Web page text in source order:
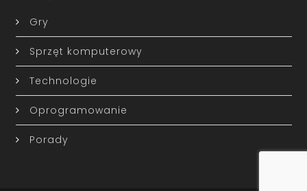
Gry
Sprzęt komputerowy
Technologie
Oprogramowanie
Porady